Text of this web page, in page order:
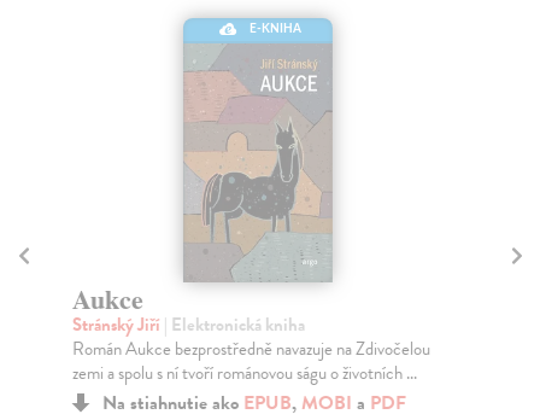
E-KNIHA
Černý kos
Klečka Jiří| Elektronická kniha
Zmizelé děti, dávné zločiny a temný případ, který ještě
neskončil. Rok 2023.
Na stiahnutie akoEPUB,MOBI aPDF